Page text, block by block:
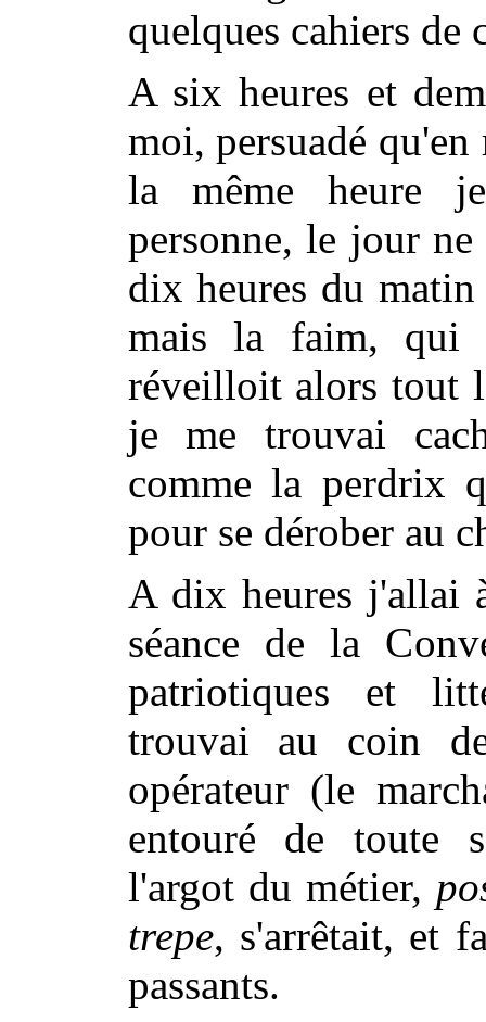
quelques cahiers de
A six heures et
moi, persuadé
la même heure
personne, le jour
dix heures du
mais la faim, qui
réveilloit alors tout
je me trouvai
comme la perdrix
pour se dérober au
A dix heures j'allai
séance de la
patriotiques et
trouvai au coin
opérateur (le
entouré de toute
l'argot du métier,
trepe, s'arrêtait, et
passants.